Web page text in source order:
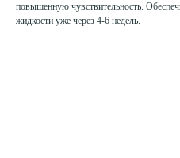
повышенную чувствительность.
жидкости уже через 4-6 недель.